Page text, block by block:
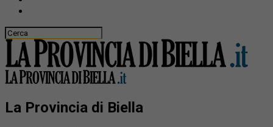
La Provincia di Biella